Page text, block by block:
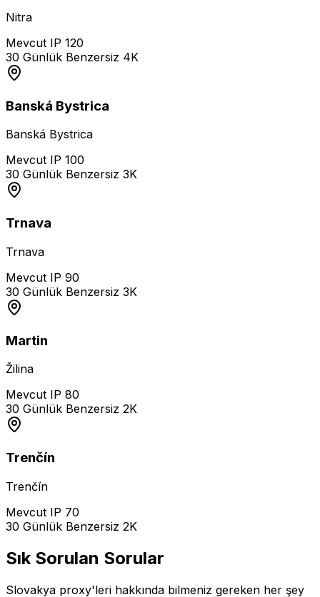
Nitra
Mevcut IP 120
30 Günlük Benzersiz 4K
Banská Bystrica
Banská Bystrica
Mevcut IP 100
30 Günlük Benzersiz 3K
Trnava
Trnava
Mevcut IP 90
30 Günlük Benzersiz 3K
Martin
Žilina
Mevcut IP 80
30 Günlük Benzersiz 2K
Trenčín
Trenčín
Mevcut IP 70
30 Günlük Benzersiz 2K
Sık Sorulan Sorular
Slovakya proxy'leri hakkında bilmeniz gereken her şey